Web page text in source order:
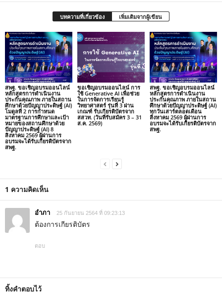
บทความที่เกี่ยวข้อง เพิ่มเติมจากผู้เขียน
สพฐ. ขอเชิญอบรมออนไลน์
หลักสูตรการดำเนินงาน
ประกันคุณภาพ ภายในสถาน
ศึกษาด้วยปัญญาประดิษฐ์ (AI)
โมดูลที่ 2 การกำหนด
มาตรฐานการศึกษาและเป้า
หมายของสถานศึกษาด้วย
ปัญญาประดิษฐ์ (AI) 8
สิงหาคม 2569 ผู้ผ่านการ
อบรมจะได้รับเกียรติบัตรจาก
สพฐ.
ขอเชิญอบรมออนไลน์ การ
ใช้ Generative AI เพื่อช่วย
ในการจัดการเรียนรู้
วิทยาศาสตร์ รุ่นที่ 3 ผ่าน
เกณฑ์ รับเกียรติบัตรจาก
สสวท. (วันที่รับสมัคร 3 – 31
ส.ค. 2569)
สพฐ. ขอเชิญอบรมออนไลน์
หลักสูตรการดำเนินงาน
ประกันคุณภาพ ภายในสถาน
ศึกษาด้วยปัญญาประดิษฐ์ (AI)
ทุกวันเสาร์ตลอดเดือน
สิงหาคม 2569 ผู้ผ่านการ
อบรมจะได้รับเกียรติบัตรจาก
สพฐ.
1 ความคิดเห็น
อำภา 25 กันยายน 2564 ที่ 09:23:13
ต้องการเกียรติบัตร
ตอบ
ทิ้งคำตอบไว้